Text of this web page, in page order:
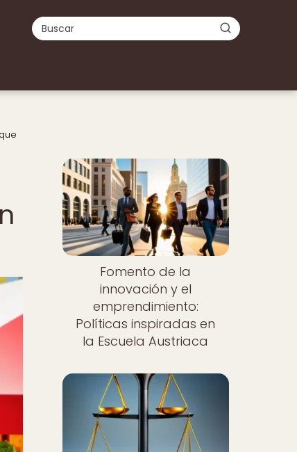
Fomento de la
innovación y el
emprendimiento:
Políticas inspiradas en
la Escuela Austriaca